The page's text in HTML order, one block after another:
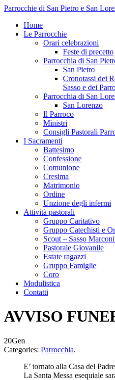
Parrocchie di San Pietro e San
Home
Le Parrocchie
Orari celebrazioni
Feste di precetto
Parrocchia di San
San Pietro
Cronotassi dei
Sasso e dei
Parrocchia di San
San Lorenzo
Il Parroco
Ministri
Consigli Pastorali
I Sacramenti
Battesimo
Confessione
Comunione
Cresima
Matrimonio
Ordine
Unzione degli infermi
Attività pastorali
Gruppo Caritativo
Gruppo Catechisti e
Scout – Sasso Marconi
Pastorale Giovanile
Estate ragazzi
Gruppo Famiglie
Coro
Modulistica
Contatti
AVVISO
20Gen
Categories: Parrocchia.
E’ tornato alla Casa del Padre
La Santa Messa esequiale